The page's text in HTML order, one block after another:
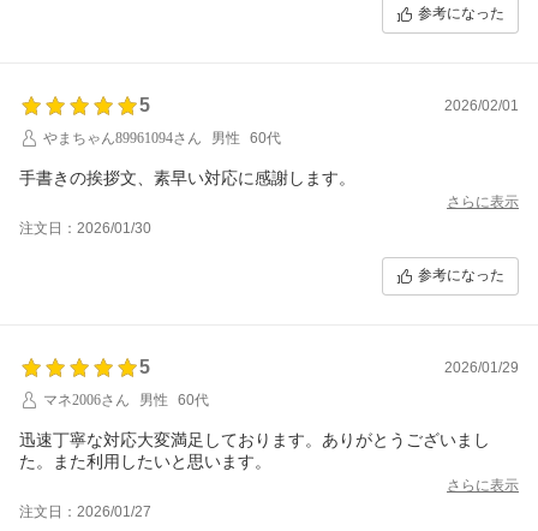
参考になった
5
2026/02/01
やまちゃん89961094さん
男性 60代
手書きの挨拶文、素早い対応に感謝します。
さらに表示
注文日：2026/01/30
参考になった
5
2026/01/29
マネ2006さん
男性 60代
迅速丁寧な対応大変満足しております。ありがとうございまし
た。また利用したいと思います。
さらに表示
注文日：2026/01/27